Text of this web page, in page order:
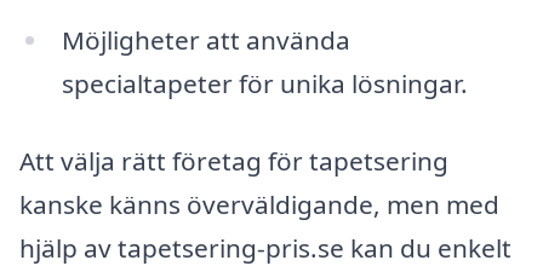
Möjligheter att använda
specialtapeter för unika lösningar.
Att välja rätt företag för tapetsering
kanske känns överväldigande, men med
hjälp av tapetsering-pris.se kan du enkelt